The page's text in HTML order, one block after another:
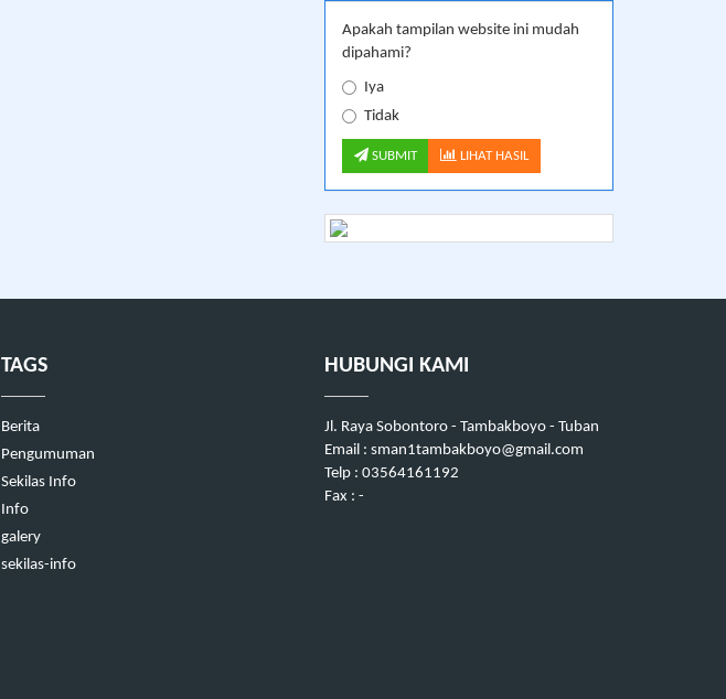
Apakah tampilan website ini mudah
dipahami?
Iya
Tidak
SUBMIT LIHAT HASIL
TAGS
Berita
Pengumuman
Sekilas Info
Info
galery
sekilas-info
HUBUNGI KAMI
Jl. Raya Sobontoro - Tambakboyo - Tuban
Email : sman1tambakboyo@gmail.com
Telp : 03564161192
Fax : -